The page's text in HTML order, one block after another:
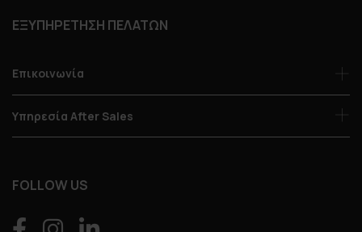
ΕΞΥΠΗΡΕΤΗΣΗ ΠΕΛΑΤΩΝ
Επικοινωνία
Υπηρεσία After Sales
FOLLOW US